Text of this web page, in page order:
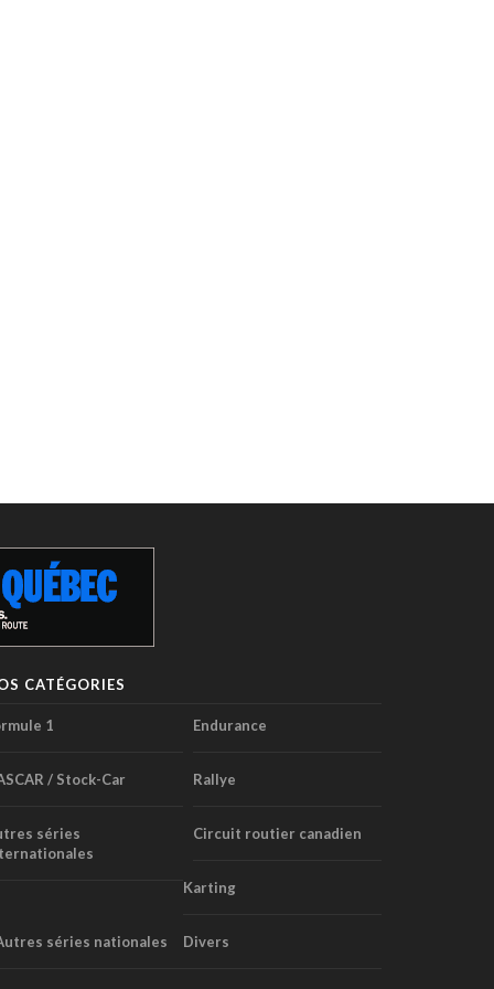
CATÉGORIES
1 Endurance
/ Stock-Car Rallye
séries
Circuit routier canadien
Karting
séries nationales Divers